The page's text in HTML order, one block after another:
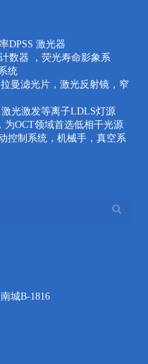
DPSS 激光器
数器 ，荧光寿命影象系
统
曼滤光片，激光反射镜，窄
光激发等离子LDLS灯源
为OCT领域首选低相干光源
控制系统，机械手，真空系
城B-1816